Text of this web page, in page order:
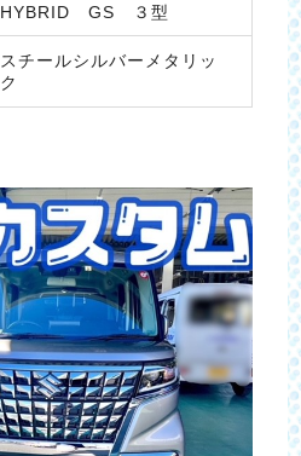
HYBRID GS ３型
スチールシルバーメタリッ
ク